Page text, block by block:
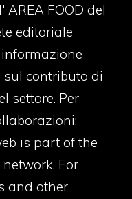
FOOD del
editoriale
contributo di
settore. Per
is part of the
For
and other